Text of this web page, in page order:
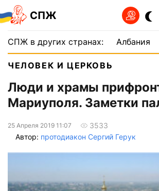
СПЖ
СПЖ в других странах: Албания
ЧЕЛОВЕК И ЦЕРКОВЬ
Люди и храмы
Мариуполя. Заметки
25 Апреля 2019 11:07
3533
Автор: протодиакон Сергий Герук